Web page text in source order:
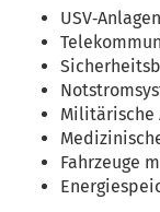
Militärische
Fahrzeuge